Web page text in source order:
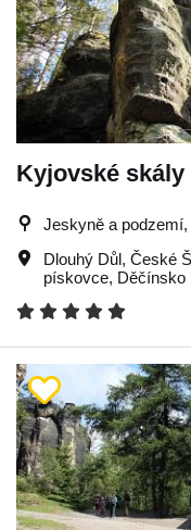
Kyjovské
Jeskyně a
Dlouhý Důl, České
pískovce, Děčínsko